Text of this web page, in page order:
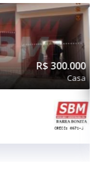
R$ 300.000
Casa